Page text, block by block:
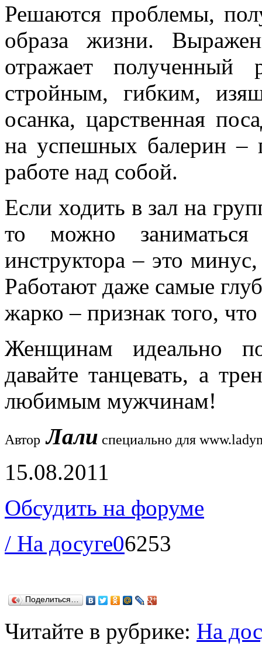
Решаются проблемы,
образа жизни.
отражает полученный
стройным, гибким,
осанка, царственная
на успешных балерин –
работе над собой.
Если ходить в зал на
то можно заниматься
инструктора – это
Работают даже самые
жарко – признак того,
Женщинам идеально
давайте танцевать, а
любимым мужчинам!
Автор Лали специально для
15.08.2011
Обсудить на форуме
/ На досуге06253
Поделиться…
Читайте в рубрике: На